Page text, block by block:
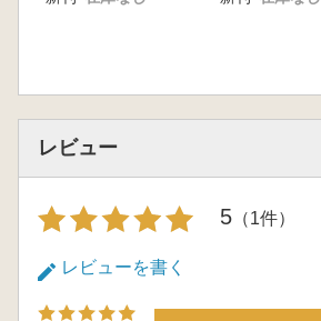
レビュー
5 （1件）
レビューを書く